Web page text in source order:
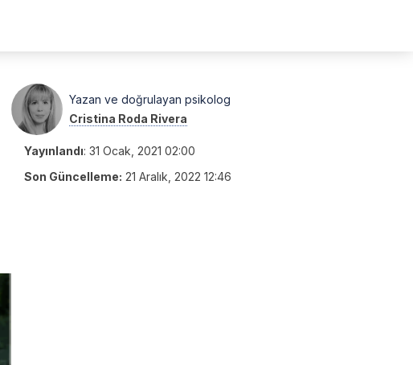
Yazan ve doğrulayan psikolog
Cristina Roda Rivera
Yayınlandı: 31 Ocak, 2021 02:00
Son Güncelleme: 21 Aralık, 2022 12:46